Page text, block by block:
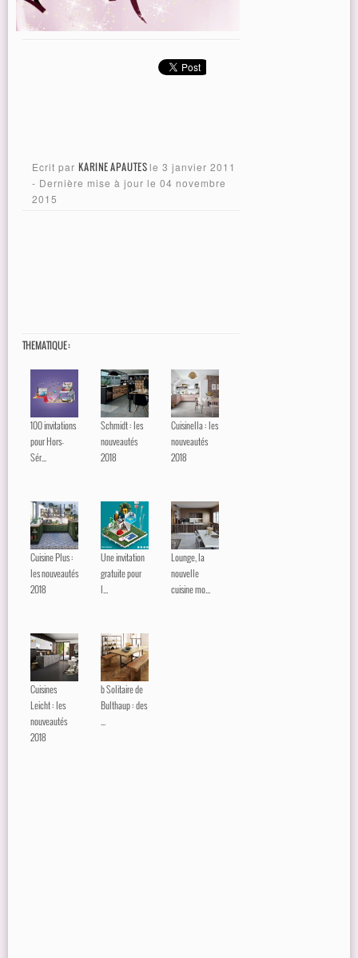
Ecrit par KARINE APAUTES le 3 janvier 2011
- Dernière mise à jour le 04 novembre
2015
THEMATIQUE :
100 invitations
pour Hors-
Sér...
Schmidt : les
nouveautés
2018
Cuisinella : les
nouveautés
2018
Cuisine Plus :
les nouveautés
2018
Une invitation
gratuite pour
l...
Lounge, la
nouvelle
cuisine mo...
Cuisines
Leicht : les
nouveautés
2018
b Solitaire de
Bulthaup : des